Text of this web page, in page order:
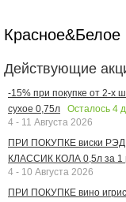
Красное&Белое
Действующие
-15% при покупке от 2-х
сухое 0,75л
Осталось 4
4 - 11 Августа 2026
ПРИ ПОКУПКЕ виски
КЛАССИК КОЛА 0,5л за 1
4 - 10 Августа 2026
ПРИ ПОКУПКЕ вино